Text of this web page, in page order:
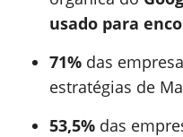
usado para
71% das
estratégias de
53,5% das